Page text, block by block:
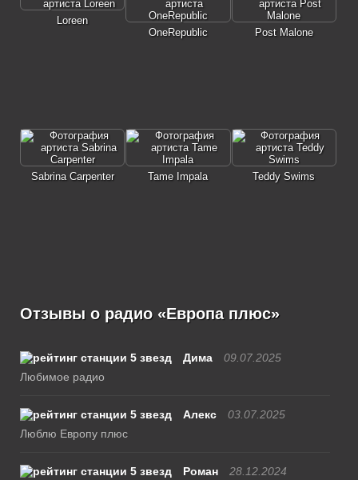
Loreen
OneRepublic
Post Malone
Sabrina Carpenter Tame Impala Teddy Swims
Отзывы о радио «Европа плюс»
Дима
09.07.2025
Любимое радио
Алекс
03.07.2025
Люблю Европу плюс
Роман
28.12.2024